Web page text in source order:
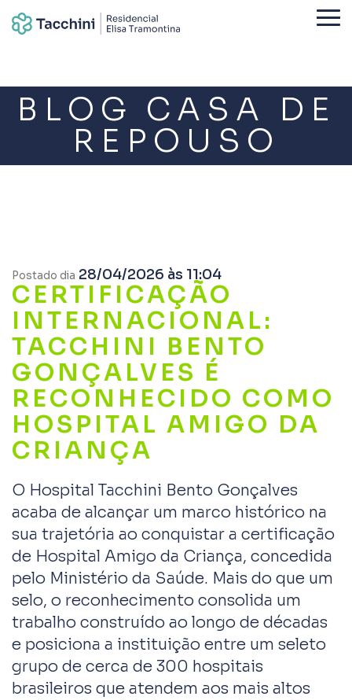
BLOG CASA DE
REPOUSO
Postado dia 28/04/2026 às 11:04
CERTIFICAÇÃO
INTERNACIONAL:
TACCHINI BENTO
GONÇALVES É
RECONHECIDO COMO
HOSPITAL AMIGO DA
CRIANÇA
O Hospital Tacchini Bento Gonçalves
acaba de alcançar um marco histórico na
sua trajetória ao conquistar a certificação
de Hospital Amigo da Criança, concedida
pelo Ministério da Saúde. Mais do que um
selo, o reconhecimento consolida um
trabalho construído ao longo de décadas
e posiciona a instituição entre um seleto
grupo de cerca de 300 hospitais
brasileiros que atendem aos mais altos